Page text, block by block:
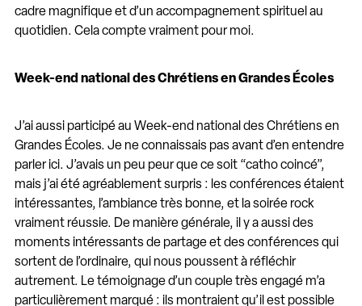
cadre magnifique et d’un accompagnement spirituel au
quotidien. Cela compte vraiment pour moi.
Week-end national des Chrétiens en Grandes Écoles
J’ai aussi participé au Week-end national des Chrétiens en
Grandes Écoles. Je ne connaissais pas avant d’en entendre
parler ici. J’avais un peu peur que ce soit “catho coincé”,
mais j’ai été agréablement surpris : les conférences étaient
intéressantes, l’ambiance très bonne, et la soirée rock
vraiment réussie. De manière générale, il y a aussi des
moments intéressants de partage et des conférences qui
sortent de l’ordinaire, qui nous poussent à réfléchir
autrement. Le témoignage d’un couple très engagé m’a
particulièrement marqué : ils montraient qu’il est possible